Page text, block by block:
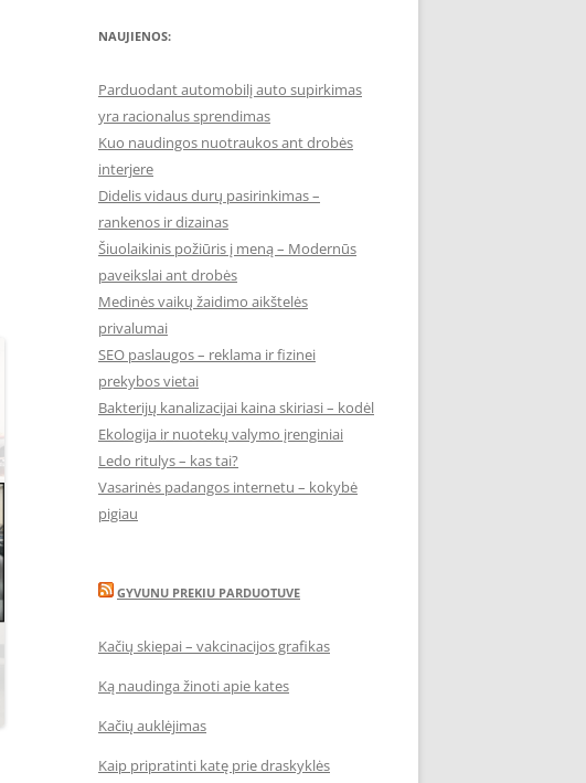
NAUJIENOS:
Parduodant automobilį auto supirkimas
yra racionalus sprendimas
Kuo naudingos nuotraukos ant drobės
interjere
Didelis vidaus durų pasirinkimas –
rankenos ir dizainas
Šiuolaikinis požiūris į meną – Modernūs
paveikslai ant drobės
Medinės vaikų žaidimo aikštelės
privalumai
SEO paslaugos – reklama ir fizinei
prekybos vietai
Bakterijų kanalizacijai kaina skiriasi – kodėl
Ekologija ir nuotekų valymo įrenginiai
Ledo ritulys – kas tai?
Vasarinės padangos internetu – kokybė
pigiau
GYVUNU PREKIU PARDUOTUVE
Kačių skiepai – vakcinacijos grafikas
Ką naudinga žinoti apie kates
Kačių auklėjimas
Kaip pripratinti katę prie draskyklės